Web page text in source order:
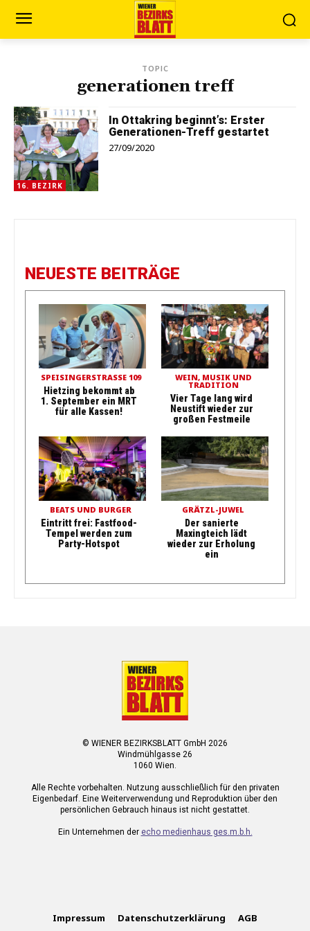
TOPIC
generationen treff
16. BEZIRK
In Ottakring beginnt’s: Erster
Generationen-Treff gestartet
27/09/2020
NEUESTE BEITRÄGE
SPEISINGERSTRASSE 109
Hietzing bekommt ab
1. September ein MRT
für alle Kassen!
WEIN, MUSIK UND
TRADITION
Vier Tage lang wird
Neustift wieder zur
großen Festmeile
BEATS UND BURGER
Eintritt frei: Fastfood-
Tempel werden zum
Party-Hotspot
GRÄTZL-JUWEL
Der sanierte
Maxingteich lädt
wieder zur Erholung
ein
© WIENER BEZIRKSBLATT GmbH 2026
Windmühlgasse 26
1060 Wien.
Alle Rechte vorbehalten. Nutzung ausschließlich für den privaten
Eigenbedarf. Eine Weiterverwendung und Reproduktion über den
persönlichen Gebrauch hinaus ist nicht gestattet.
Ein Unternehmen der echo medienhaus ges.m.b.h.
Impressum Datenschutzerklärung AGB